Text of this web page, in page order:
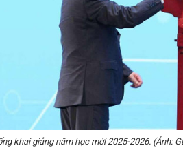
khai giảng năm học mới 2025-2026. (Ảnh: